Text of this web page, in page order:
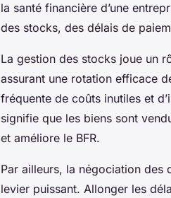
la santé financière d’une
des stocks, des délais de
La gestion des stocks joue un
assurant une rotation efficace
fréquente de coûts inutiles et
signifie que les biens sont
et améliore le BFR.
Par ailleurs, la négociation des
levier puissant. Allonger les